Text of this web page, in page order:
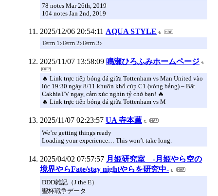
78 notes Mar 26th, 2019
104 notes Jan 2nd, 2019
2025/12/06 20:54:11 AQUA STYLE
Term 1›Term 2›Term 3›
2025/11/07 13:58:09 鳴瀬ひろふみホームページ
🔥 Link trực tiếp bóng đá giữa Tottenham vs Man United vào
lúc 19:30 ngày 8/11 khuôn khổ cúp C1 (vòng bảng) – Bật
CakhiaTV ngay, cảm xúc nghìn tỷ chờ bạn! 🔥
🔥 Link trực tiếp bóng đá giữa Tottenham vs M
2025/11/07 02:23:57 UA 寺本薫
We’re getting things ready
Loading your experience… This won’t take long.
2025/04/02 07:57:57 月姫研究室 -月姫やら空の
境界やらFate/stay nightやらを研究中-
DDD雑記（J the E）
聖杯戦争データ